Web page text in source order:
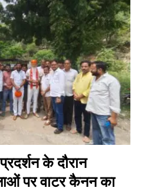
के दौरान
पर वाटर कैनन का